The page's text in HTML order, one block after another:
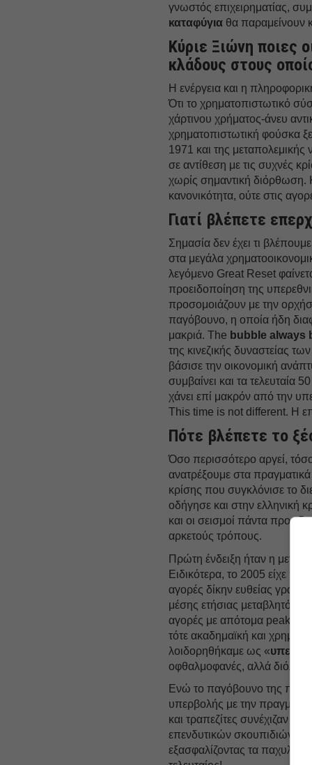
γνωστός επιχειρηματίας,
καταφύγια θα παραμείνουν
Κύριε Ξιώνη ποιες
κλάδους στους
Η ενέργεια και η
Ότι το χρηματοπιστωτικό
χάρτινου χρήματος-άνευ
χρηματοπιστωτική φούσκα
1971 και της
σε αντίθεση με τις συχνές
χωρίς σημαντική διόρθωση.
κανονικότητα, ούτε στις
Γιατί βλέπετε
Σημασία δεν έχει τι
στα μεγάλα
λεγόμενο Great Reset
προειδοποίηση της
προσομοιάζουν με την
παγόβουνο, η οποία ήδη
μακριά. The bubble always
της κινεζικής δυναστείας
βάσισε την οικονομική
συμβαίνει και τα τελευταία
χάνει επί μακρόν από την
This time is not different. Η
Πότε βλέπετε το
Όσο περισσότερο αργεί,
ανατρέξουμε στα
κρίσης που συγκλόνισε το
οδήγησε και στην ελληνική
και οι σεισμοί πάντα
αρκετούς τρόπους.
Πρώτη ένδειξη ήταν η
Ειδικότερα, το 2005 είχε
αγορές δίκην ευθείας
μέσης ετήσιας
αγορές με απότομα peaks
τότε ακαδημαϊκή και
λοιδορηθήκαμε ως «
οφθαλμοφανές, αλλά διόλου
Ενώ το παγόβουνο της
υπερβολής με την
και τραπεζίτες συνέχιζαν
επενδυτικών σκουπιδιών
εξασφαλίζοντας τα παχυλά